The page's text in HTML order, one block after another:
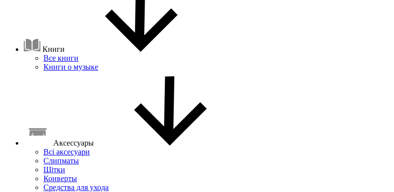
Книги
Все книги
Книги о музыке
Аксессуары
Всі аксесуари
Слипматы
Щітки
Конверты
Средства для ухода